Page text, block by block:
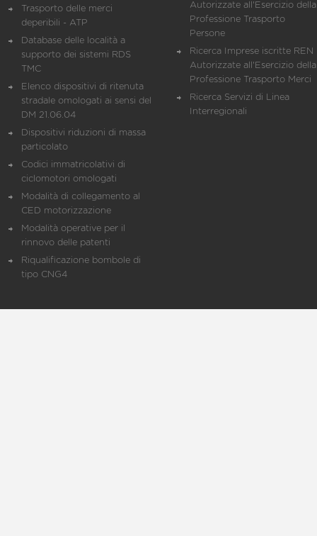
Trasporto delle merci
deperibili - ATP
Database delle località a
supporto dei sistemi RDS
TMC
Elenco dispositivi di ritenuta
stradale omologati ai sensi del
DM 21.06.04
Dispositivi riduzioni di massa
particolato
Codici immatricolativi di
ciclomotori omologati
Modalità di collegamento al
CED motorizzazione
Modalità operative per il
rinnovo delle patenti
Riqualificazione bombole di
tipo CNG4
Autorizzate all'Esercizio della
Professione Trasporto
Persone
Ricerca Imprese iscritte REN
Autorizzate all'Esercizio della
Professione Trasporto Merci
Ricerca Servizi di Linea
Interregionali